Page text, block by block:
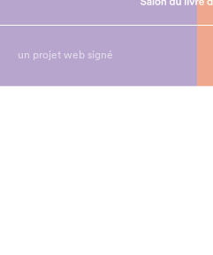
un projet web signé